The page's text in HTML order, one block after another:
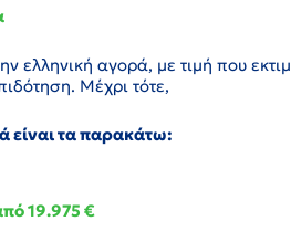
ελληνική αγορά, με τιμή που
Μέχρι τότε,
είναι τα παρακάτω:
19.975 €